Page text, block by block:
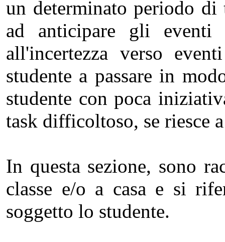
un determinato periodo di
ad anticipare gli eventi
all'incertezza verso
studente a passare in
studente con poca
task difficoltoso, se riesce
In questa sezione, sono
classe e/o a casa e si
soggetto lo studente.